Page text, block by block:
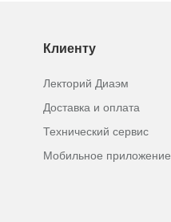
Клиенту
Лекторий Диаэм
Доставка и оплата
Технический сервис
Мобильное приложение